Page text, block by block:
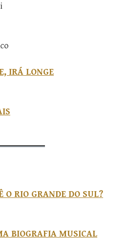
IRÁ LONGE
O RIO GRANDE DO SUL?
BIOGRAFIA MUSICAL